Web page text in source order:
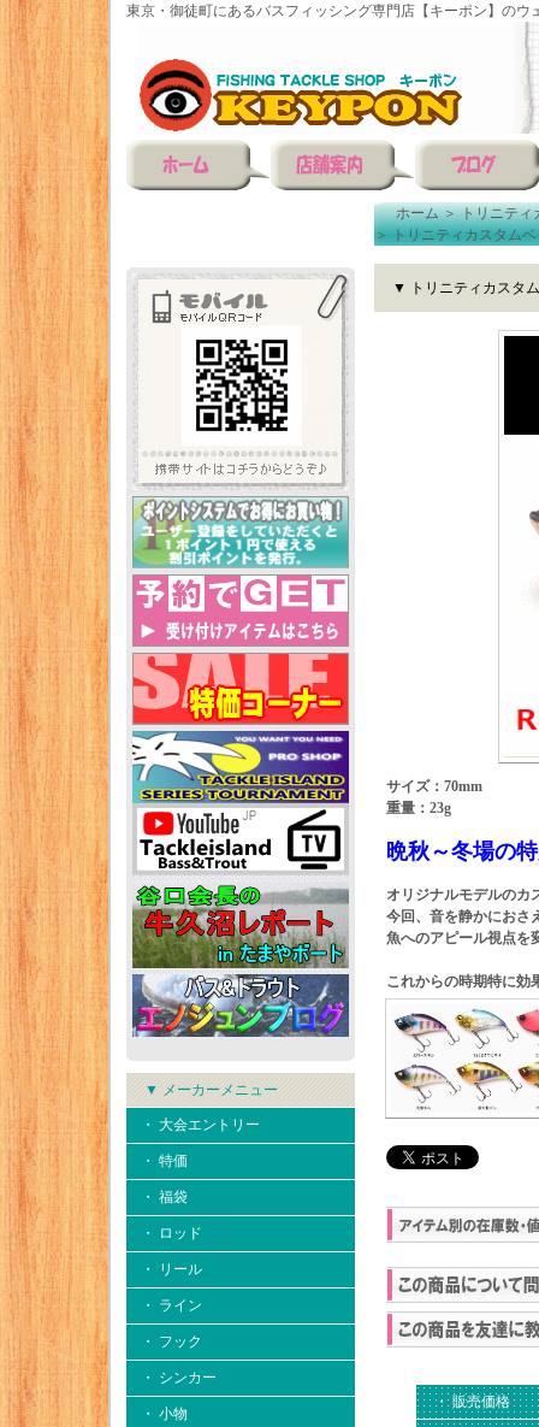
東京・御徒町にあるバスフィッシング専門店【キーポン】のウ
▼ メーカーメニュー
・ 大会エントリー
・ 特価
・ 福袋
・ ロッド
・ リール
・ ライン
・ フック
・ シンカー
・ 小物
ホーム＞トリニティ
＞トリニティカスタム
▼ トリニティカスタ
サイズ：70mm
重量：23g
晩秋～冬場の
オリジナルモデルのカ
今回、音を静かにおさ
魚へのアピール視点を
これからの時期特に効
・ 販売価格